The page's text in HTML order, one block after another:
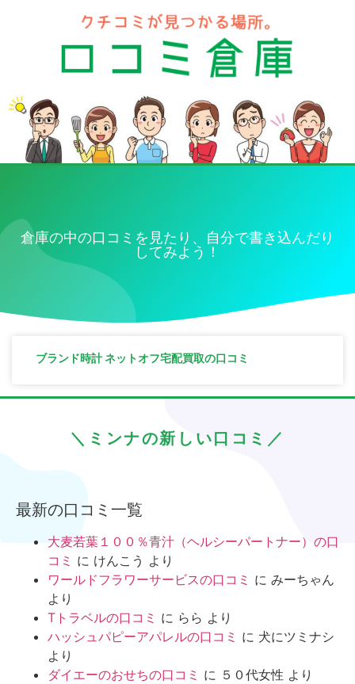
倉庫の中の口コミを見たり、自分で書き込んだり
してみよう！
ブランド時計 ネットオフ宅配買取の口コミ
＼ミンナの新しい口コミ／
最新の口コミ一覧
大麦若葉１００％青汁（ヘルシーパートナー）の口
コミ に けんこう より
ワールドフラワーサービスの口コミ に みーちゃん
より
Tトラベルの口コミ に らら より
ハッシュパピーアパレルの口コミ に 犬にツミナシ
より
ダイエーのおせちの口コミ に ５０代女性 より